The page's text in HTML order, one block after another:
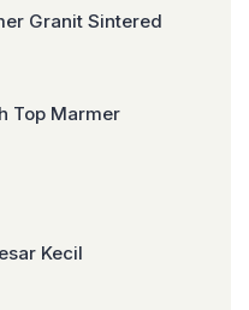
Granit Sintered
Top Marmer
Kecil